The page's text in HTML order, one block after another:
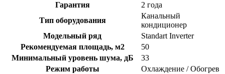
Гарантия
2 года
Тип оборудования
Канальный
кондиционер
Модельный ряд
Standart Inverter
Рекомендуемая площадь, м2
50
Минимальный уровень шума, дБ
33
Режим работы
Охлаждение / Обогрев